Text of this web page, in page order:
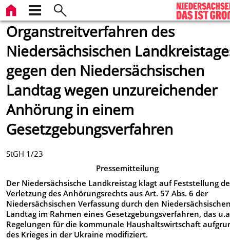
Organstreitverfahren des
Niedersächsischen
gegen den Niedersächsischen
Landtag wegen unzureichender
Anhörung in einem
Gesetzgebungsverfahren
StGH 1/23
Pressemitteilung
Der Niedersächsische Landkreistag klagt auf Feststellung
Verletzung des Anhörungsrechts aus Art. 57 Abs. 6 der
Niedersächsischen Verfassung durch den
Landtag im Rahmen eines Gesetzgebungsverfahren, das
Regelungen für die kommunale Haushaltswirtschaft
des Krieges in der Ukraine modifiziert.